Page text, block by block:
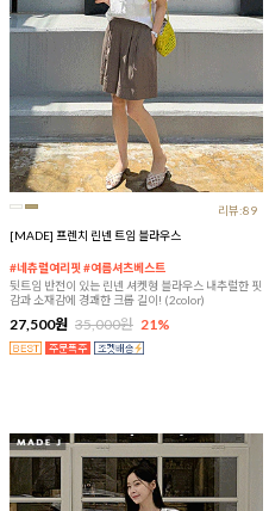
리뷰:89
[MADE] 프렌치 린넨 트임 블라우스
#네츄럴여리핏 #여름셔츠베스트
뒷트임 반전이 있는 린넨 셔켓형 블라우스 내추럴한 핏
감과 소재감에 경쾌한 크롭 길이! (2color)
27,500원 35,000원 21%